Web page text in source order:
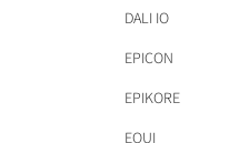
DALI IO
EPICON
EPIKORE
EQUI